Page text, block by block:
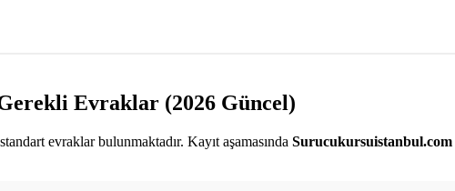
Evraklar (2026 Güncel)
evraklar bulunmaktadır. Kayıt aşamasında Surucukursuistanbul.com